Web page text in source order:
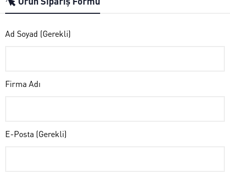
Ad Soyad (Gerekli)
Firma Adı
E-Posta (Gerekli)